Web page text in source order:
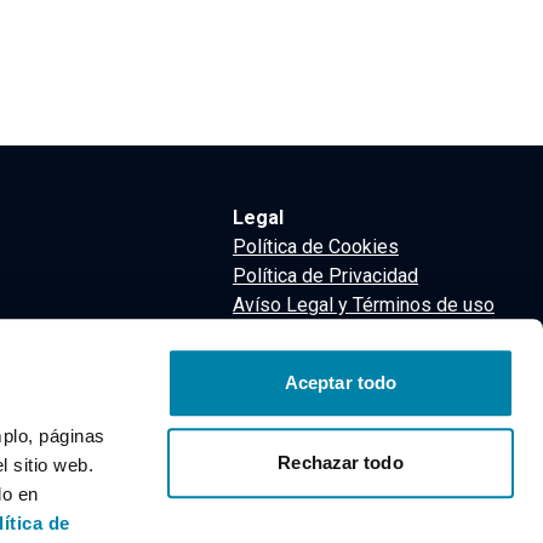
páginas
sitio web.
en
de
Aceptar todo
Rechazar todo
Legal
Política de Cookies
Política de Privacidad
Avíso Legal y Términos de uso